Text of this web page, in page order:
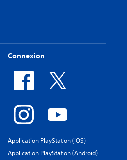
Connexion
Application PlayStation (iOS)
Application PlayStation (Android)